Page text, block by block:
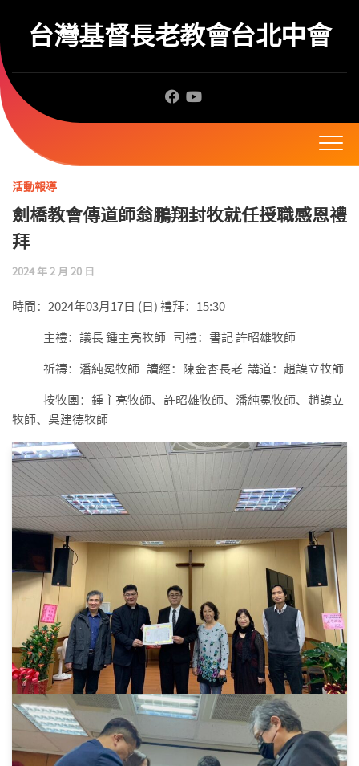
content台灣基督長老教會台北中會
活動報導
劍橋教會傳道師翁鵬翔封牧就任授職感恩禮
拜
2024 年 2 月 20 日
時間：2024年03月17日 (日) 禮拜：15:30
主禮：議長 鍾主亮牧師 司禮：書記 許昭雄牧師
祈禱：潘純冕牧師 讀經：陳金杏長老 講道：趙謨立牧師
按牧團：鍾主亮牧師、許昭雄牧師、潘純冕牧師、趙謨立
牧師、吳建德牧師